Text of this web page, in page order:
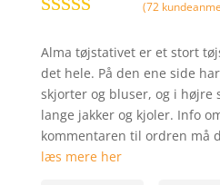
som4.2ud
af 5
baseret på
kundebedø
mmelser
(72
Alma tøjstativet er et stort
det hele. På den ene side
skjorter og bluser, og i højre
lange jakker og kjoler. Info
kommentaren til ordren må
læs mere her